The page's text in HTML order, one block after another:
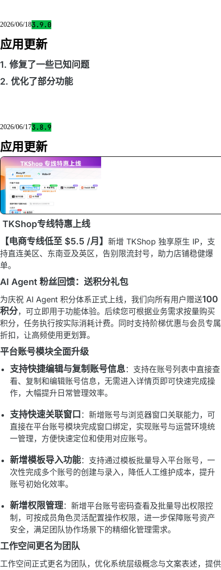
2026/06/183.9.0
应用更新
1. 修复了一些已知问题
2. 优化了部分功能
2026/06/173.8.9
应用更新
TKShop专线特惠上线
【电商专线低至 $5.5 /月】 新增 TKShop 独享原生 IP，支
持直连美区、东南亚及英区，告别限流封号，助力店铺稳健爆
单。
AI Agent 粉丝回馈：送积分礼包
为庆祝 AI Agent 积分体系正式上线，我们向所有用户赠送100
积分，可立即用于功能体验。后续您可根据业务需求按量购买
积分，任务执行按实际消耗计费。同时支持阶梯优惠与会员专属
折扣，让高频使用更划算。
平台账号模块全面升级
支持快捷编辑与复制账号信息：支持在账号列表中直接查
看、复制和编辑账号信息，无需进入详情页即可快速完成操
作，大幅提升日常管理效率。
支持快速关联窗口 ：新增账号与浏览器窗口关联能力，可
直接在平台账号模块完成窗口绑定，实现账号与运营环境统
一管理，方便快速定位和使用对应账号。
新增模板导入功能：支持通过模板批量导入平台账号，一
次性完成多个账号的创建与录入，降低人工维护成本，提升
账号初始化效率。
新增权限管理：新增平台账号密码查看及批量导出权限控
制，可按成员角色灵活配置操作权限，进一步保障账号资产
安全，满足团队协作场景下的精细化管理需求。
工作空间更名为团队
工作空间正式更名为团队，优化系统层级概念与文案表述，提供